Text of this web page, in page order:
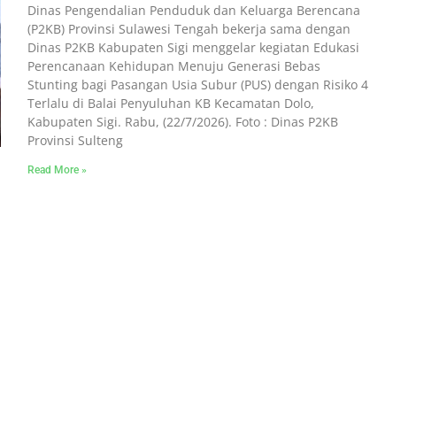
Dinas Pengendalian Penduduk dan Keluarga Berencana
(P2KB) Provinsi Sulawesi Tengah bekerja sama dengan
Dinas P2KB Kabupaten Sigi menggelar kegiatan Edukasi
Perencanaan Kehidupan Menuju Generasi Bebas
Stunting bagi Pasangan Usia Subur (PUS) dengan Risiko 4
Terlalu di Balai Penyuluhan KB Kecamatan Dolo,
Kabupaten Sigi. Rabu, (22/7/2026). Foto : Dinas P2KB
Provinsi Sulteng
Read More »